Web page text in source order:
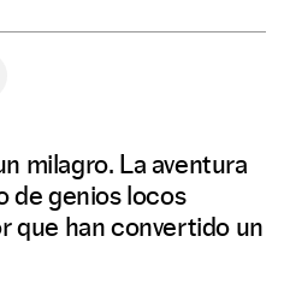
milagro. La aventura
de genios locos
que han convertido un